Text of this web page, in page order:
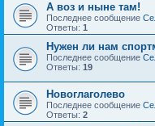
А воз и ныне там!
Последнее сообщение
Ответы: 1
Нужен ли нам
Последнее сообщение
Ответы: 19
Новоглаголево
Последнее сообщение
Ответы: 2